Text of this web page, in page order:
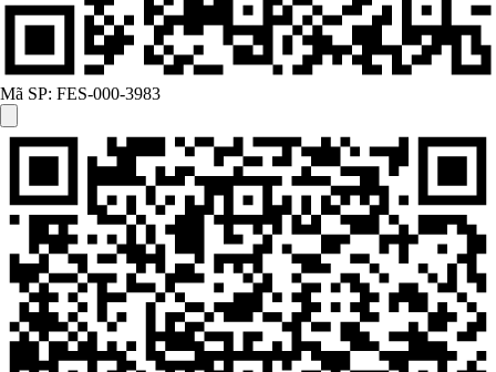
Mã SP: FES-000-3983